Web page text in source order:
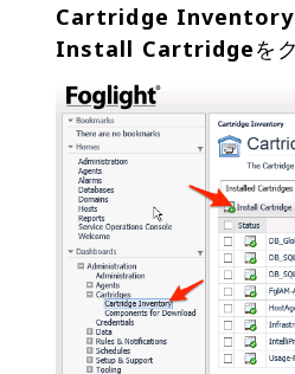
Cartridge Inventory
Install Cartridge